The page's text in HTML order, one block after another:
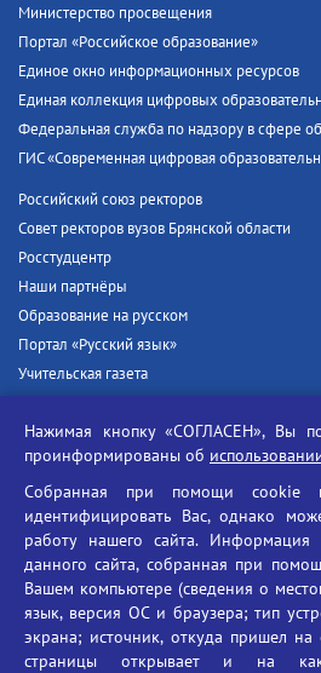
Министерство просвещения
Портал «Российское образование»
Единое окно информационных ресурсов
Единая коллекция цифровых
Федеральная служба по надзору в сфере
ГИС «Современная цифровая
Российский союз ректоров
Совет ректоров вузов Брянской области
Росстудцентр
Наши партнёры
Образование на русском
Портал «Русский язык»
Учительская газета
Единый портал государственных услуг
Противодействие угрозам
Социальные ролики - Генеральная
Противодействие коррупции
БГУ против наркотиков
Брянский
имени академика И.Г.
Нажимая кнопку «СОГЛАСЕН», Вы
проинформированы об
Собранная при помощи cookie
идентифицировать Вас, однако
работу нашего сайта.
данного сайта, собранная при
Вашем компьютере (сведения о
язык, версия ОС и браузера; тип
экрана; источник, откуда пришел на
страницы открывает и на